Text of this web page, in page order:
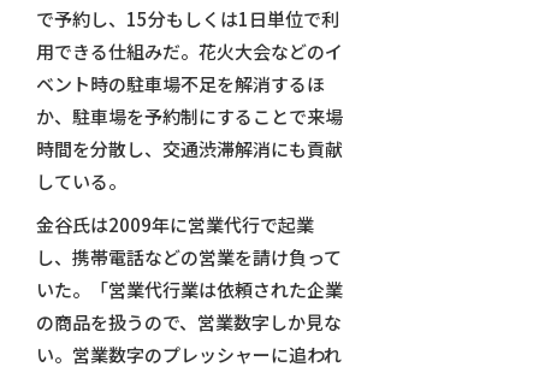
で予約し、15分もしくは1日単位で利
用できる仕組みだ。花火大会などのイ
ベント時の駐車場不足を解消するほ
か、駐車場を予約制にすることで来場
時間を分散し、交通渋滞解消にも貢献
している。
金谷氏は2009年に営業代行で起業
し、携帯電話などの営業を請け負って
いた。「営業代行業は依頼された企業
の商品を扱うので、営業数字しか見な
い。営業数字のプレッシャーに追われ